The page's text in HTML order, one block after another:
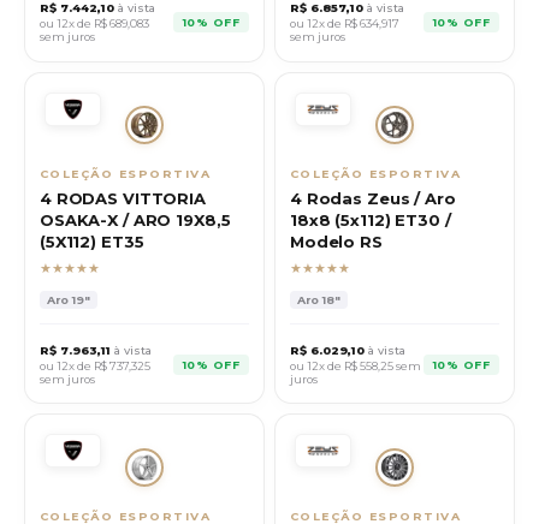
R$ 7.442,10 à vista
ou 12x de R$689,083
sem juros
10% OFF
R$ 6.857,10 à vista
ou 12x de R$634,917
sem juros
10% OFF
COLEÇÃO ESPORTIVA
4 RODAS VITTORIA
OSAKA-X / ARO 19X8,5
(5X112) ET35
★★★★★
Aro19"
R$ 7.963,11 à vista
ou 12x de R$737,325
sem juros
10% OFF
COLEÇÃO ESPORTIVA
4 Rodas Zeus / Aro
18x8 (5x112) ET30 /
Modelo RS
★★★★★
Aro18"
R$ 6.029,10 à vista
ou 12x de R$558,25sem
juros
10% OFF
COLEÇÃO ESPORTIVA COLEÇÃO ESPORTIVA